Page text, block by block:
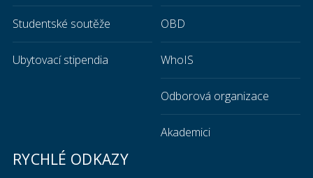
Studentské soutěže
Ubytovací stipendia
OBD
WhoIS
Odborová organizace
Akademici
RYCHLÉ ODKAZY